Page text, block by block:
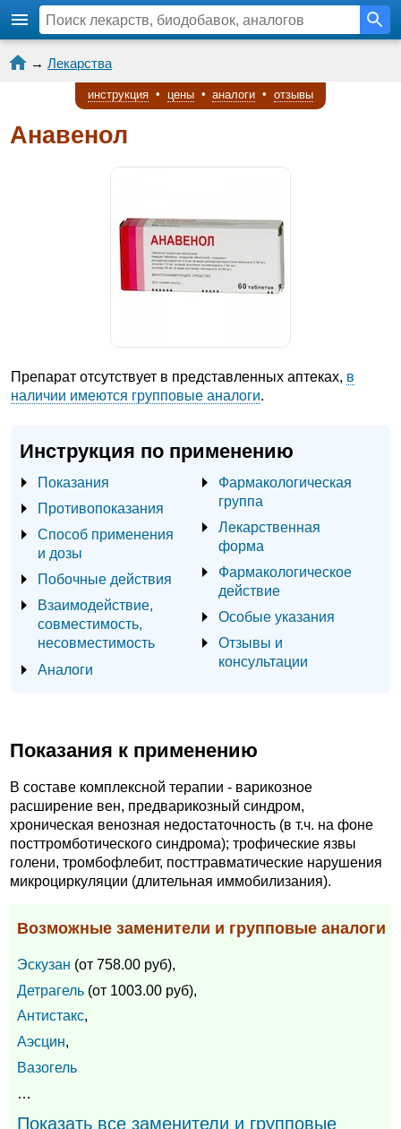
→ Лекарства
инструкция • цены • аналоги • отзывы
Анавенол
Препарат отсутствует в представленных аптеках, в
наличии имеются групповые аналоги.
Инструкция по применению
Показания
Противопоказания
Способ применения
и дозы
Побочные действия
Взаимодействие,
совместимость,
несовместимость
Аналоги
Фармакологическая
группа
Лекарственная
форма
Фармакологическое
действие
Особые указания
Отзывы и
консультации
Показания к применению
В составе комплексной терапии - варикозное
расширение вен, предварикозный синдром,
хроническая венозная недостаточность (в т.ч. на фоне
посттромботического синдрома); трофические язвы
голени, тромбофлебит, посттравматические нарушения
микроциркуляции (длительная иммобилизания).
Возможные заменители и групповые аналоги
Эскузан (от 758.00 руб),
Детрагель (от 1003.00 руб),
Антистакс,
Аэсцин,
Вазогель
…
Показать все заменители и групповые